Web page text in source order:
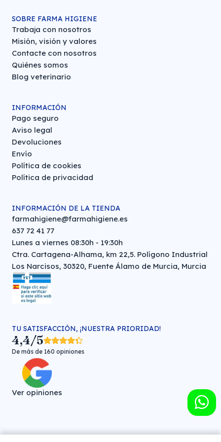
SOBRE FARMA HIGIENE
Trabaja con nosotros
Misión, visión y valores
Contacte con nosotros
Quiénes somos
Blog veterinario
INFORMACIÓN
Pago seguro
Aviso legal
Devoluciones
Envío
Política de cookies
Política de privacidad
INFORMACIÓN DE LA TIENDA
farmahigiene@farmahigiene.es
637 72 41 77
Lunes a viernes 08:30h - 19:30h
Ctra. Cartagena-Alhama, km 22,5. Polígono Industrial
Los Narcisos, 30320, Fuente Álamo de Murcia, Murcia
TU SATISFACCIÓN, ¡NUESTRA PRIORIDAD!
4,4/5
De más de 160 opiniones
Ver opiniones